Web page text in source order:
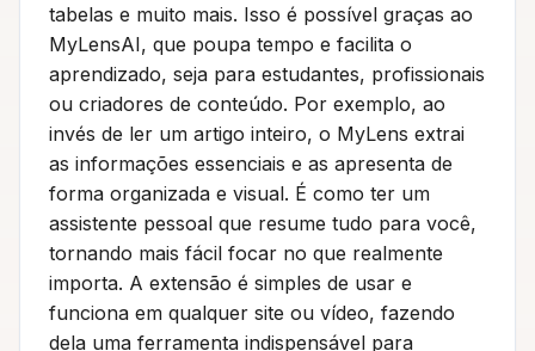
tabelas e muito mais. Isso é possível graças ao
MyLensAI, que poupa tempo e facilita o
aprendizado, seja para estudantes, profissionais
ou criadores de conteúdo. Por exemplo, ao
invés de ler um artigo inteiro, o MyLens extrai
as informações essenciais e as apresenta de
forma organizada e visual. É como ter um
assistente pessoal que resume tudo para você,
tornando mais fácil focar no que realmente
importa. A extensão é simples de usar e
funciona em qualquer site ou vídeo, fazendo
dela uma ferramenta indispensável para